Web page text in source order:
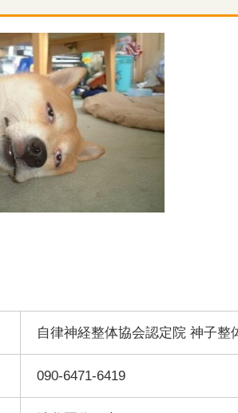
自律神経整体協会認定院 神子整
090-6471-6419